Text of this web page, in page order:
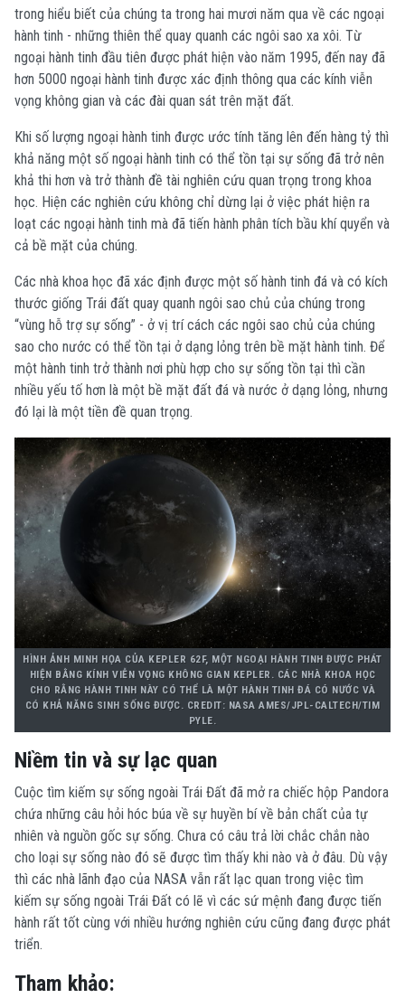
trong hiểu biết của chúng ta trong hai mươi năm qua về các ngoại
hành tinh - những thiên thể quay quanh các ngôi sao xa xôi. Từ
ngoại hành tinh đầu tiên được phát hiện vào năm 1995, đến nay đã
hơn 5000 ngoại hành tinh được xác định thông qua các kính viễn
vọng không gian và các đài quan sát trên mặt đất.
Khi số lượng ngoại hành tinh được ước tính tăng lên đến hàng tỷ thì
khả năng một số ngoại hành tinh có thể tồn tại sự sống đã trở nên
khả thi hơn và trở thành đề tài nghiên cứu quan trọng trong khoa
học. Hiện các nghiên cứu không chỉ dừng lại ở việc phát hiện ra
loạt các ngoại hành tinh mà đã tiến hành phân tích bầu khí quyển và
cả bề mặt của chúng.
Các nhà khoa học đã xác định được một số hành tinh đá và có kích
thước giống Trái đất quay quanh ngôi sao chủ của chúng trong
“vùng hỗ trợ sự sống” - ở vị trí cách các ngôi sao chủ của chúng
sao cho nước có thể tồn tại ở dạng lỏng trên bề mặt hành tinh. Để
một hành tinh trở thành nơi phù hợp cho sự sống tồn tại thì cần
nhiều yếu tố hơn là một bề mặt đất đá và nước ở dạng lỏng, nhưng
đó lại là một tiền đề quan trọng.
HÌNH ẢNH MINH HỌA CỦA KEPLER 62F, MỘT NGOẠI HÀNH TINH ĐƯỢC PHÁT
HIỆN BẰNG KÍNH VIỄN VỌNG KHÔNG GIAN KEPLER. CÁC NHÀ KHOA HỌC
CHO RẰNG HÀNH TINH NÀY CÓ THỂ LÀ MỘT HÀNH TINH ĐÁ CÓ NƯỚC VÀ
CÓ KHẢ NĂNG SINH SỐNG ĐƯỢC. CREDIT: NASA AMES/JPL-CALTECH/TIM
PYLE.
Niềm tin và sự lạc quan
Cuộc tìm kiếm sự sống ngoài Trái Đất đã mở ra chiếc hộp Pandora
chứa những câu hỏi hóc búa về sự huyền bí về bản chất của tự
nhiên và nguồn gốc sự sống. Chưa có câu trả lời chắc chắn nào
cho loại sự sống nào đó sẽ được tìm thấy khi nào và ở đâu. Dù vậy
thì các nhà lãnh đạo của NASA vẫn rất lạc quan trong việc tìm
kiếm sự sống ngoài Trái Đất có lẽ vì các sứ mệnh đang được tiến
hành rất tốt cùng với nhiều hướng nghiên cứu cũng đang được phát
triển.
Tham khảo: